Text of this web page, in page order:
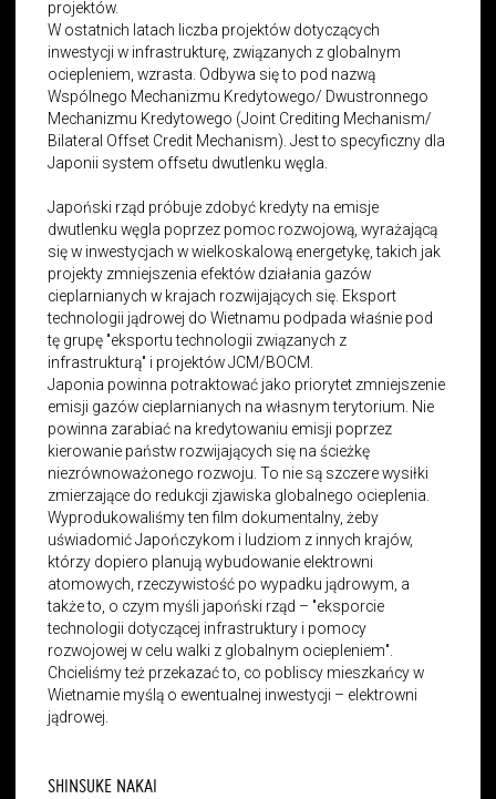
projektów.
W ostatnich latach liczba projektów dotyczących
inwestycji w infrastrukturę, związanych z globalnym
ociepleniem, wzrasta. Odbywa się to pod nazwą
Wspólnego Mechanizmu Kredytowego/ Dwustronnego
Mechanizmu Kredytowego (Joint Crediting Mechanism/
Bilateral Offset Credit Mechanism). Jest to specyficzny dla
Japonii system offsetu dwutlenku węgla.
Japoński rząd próbuje zdobyć kredyty na emisje
dwutlenku węgla poprzez pomoc rozwojową, wyrażającą
się w inwestycjach w wielkoskalową energetykę, takich jak
projekty zmniejszenia efektów działania gazów
cieplarnianych w krajach rozwijających się. Eksport
technologii jądrowej do Wietnamu podpada właśnie pod
tę grupę "eksportu technologii związanych z
infrastrukturą" i projektów JCM/BOCM.
Japonia powinna potraktować jako priorytet zmniejszenie
emisji gazów cieplarnianych na własnym terytorium. Nie
powinna zarabiać na kredytowaniu emisji poprzez
kierowanie państw rozwijających się na ścieżkę
niezrównoważonego rozwoju. To nie są szczere wysiłki
zmierzające do redukcji zjawiska globalnego ocieplenia.
Wyprodukowaliśmy ten film dokumentalny, żeby
uświadomić Japończykom i ludziom z innych krajów,
którzy dopiero planują wybudowanie elektrowni
atomowych, rzeczywistość po wypadku jądrowym, a
także to, o czym myśli japoński rząd – "eksporcie
technologii dotyczącej infrastruktury i pomocy
rozwojowej w celu walki z globalnym ociepleniem"
Chcieliśmy też przekazać to, co pobliscy mieszkańcy w
Wietnamie myślą o ewentualnej inwestycji – elektrowni
jądrowej.
SHINSUKE NAKAI